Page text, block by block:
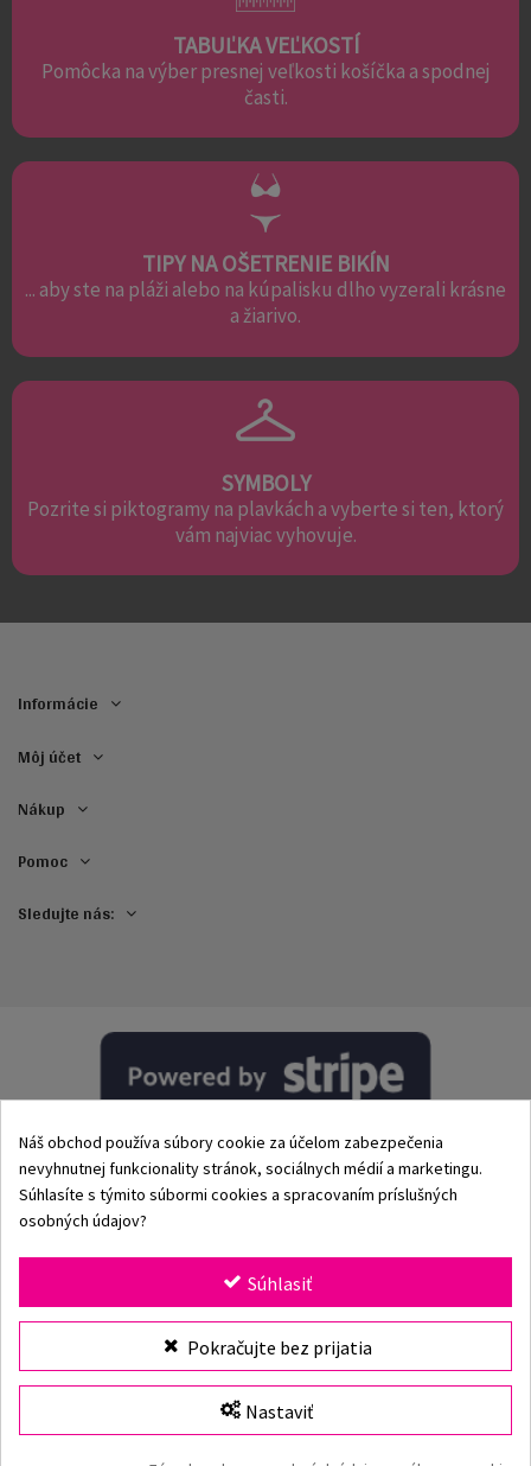
TABUĽKA VEĽKOSTÍ
Pomôcka na výber presnej veľkosti košíčka a spodnej
časti.
TIPY NA OŠETRENIE BIKÍN
... aby ste na pláži alebo na kúpalisku dlho vyzerali krásne
a žiarivo.
SYMBOLY
Pozrite si piktogramy na plavkách a vyberte si ten, ktorý
vám najviac vyhovuje.
Informácie
Môj účet
Nákup
Pomoc
Sledujte nás:
© 2002–2026 Origami-Bikini Kft. Všetky práva vyhradené.
Origami Bikini– prémiové dámske plavky a bikiny priamo
od výrobcu. Objav našu kolekciu pre rok 2026 s klasickými
aj modernými strihmi, jedinečnými vzormi a kvalitnými
plavkami vyrobenými z prvotriednych materiálov. Viac ako
25 rokov skúseností, rýchle doručenie a bezpečné online
Náš obchod používa súbory cookie za účelom zabezpečenia
nevyhnutnej funkcionality stránok, sociálnych médií a marketingu.
Súhlasíte s týmito súbormi cookies a spracovaním príslušných
osobných údajov?
Súhlasiť
Pokračujte bez prijatia
Nastaviť